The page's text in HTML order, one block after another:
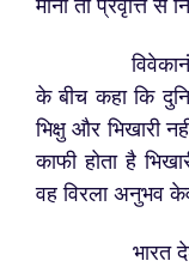
विवेकानंद ने
के बीच कहा कि
भिक्षु और भिखारी
काफी होता है
वह विरला अनुभव
भारत देश में ही